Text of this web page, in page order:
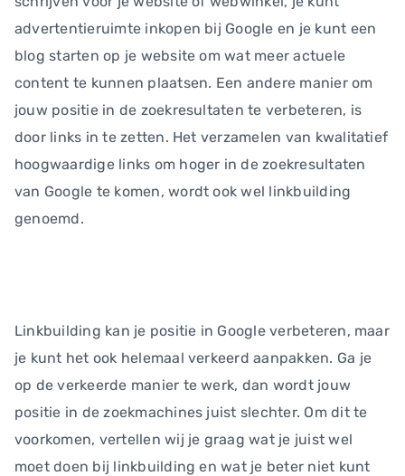
advertentieruimte inkopen bij Google en je kunt een
blog starten op je website om wat meer actuele
content te kunnen plaatsen. Een andere manier om
jouw positie in de zoekresultaten te verbeteren, is
door links in te zetten. Het verzamelen van kwalitatief
hoogwaardige links om hoger in de zoekresultaten
van Google te komen, wordt ook wel linkbuilding
genoemd.
Linkbuilding kan je positie in Google verbeteren, maar
je kunt het ook helemaal verkeerd aanpakken. Ga je
op de verkeerde manier te werk, dan wordt jouw
positie in de zoekmachines juist slechter. Om dit te
voorkomen, vertellen wij je graag wat je juist wel
moet doen bij linkbuilding en wat je beter niet kunt